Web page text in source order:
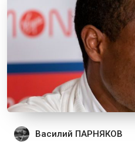
Василий ПАРНЯКОВ